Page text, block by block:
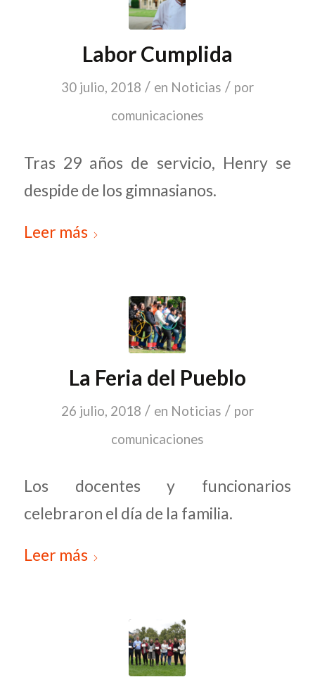
Labor Cumplida
30 julio, 2018 / en Noticias / por
comunicaciones
Tras 29 años de servicio, Henry se
despide de los gimnasianos.
Leer más
La Feria del Pueblo
26 julio, 2018 / en Noticias / por
comunicaciones
Los docentes y funcionarios
celebraron el día de la familia.
Leer más